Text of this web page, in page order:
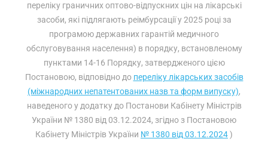
переліку граничних оптово-відпускних цін на лікарські
засоби, які підлягають реімбурсації у 2025 році за
програмою державних гарантій медичного
обслуговування населення) в порядку, встановленому
пунктами 14-16 Порядку, затвердженого цією
Постановою, відповідно до переліку лікарських засобів
(міжнародних непатентованих назв та форм випуску),
наведеного у додатку до Постанови Кабінету Міністрів
України № 1380 від 03.12.2024, згідно з Постановою
Кабінету Міністрів України № 1380 від 03.12.2024)